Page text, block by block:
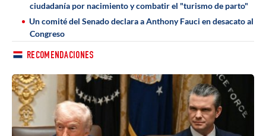
ciudadanía por nacimiento y combatir el "turismo de parto"
Un comité del Senado declara a Anthony Fauci en desacato al
Congreso
RECOMENDACIONES